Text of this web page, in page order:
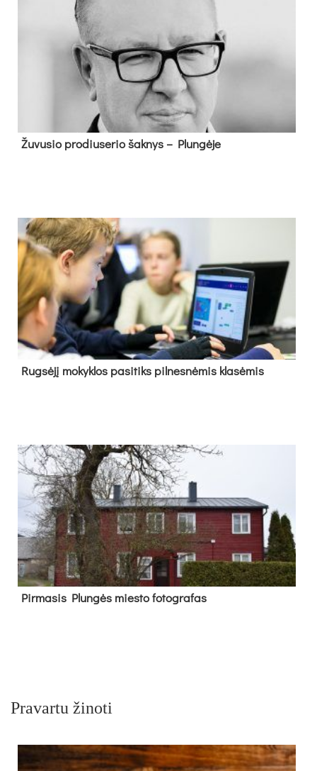
Žu­vu­sio pro­diu­se­rio šak­nys – Plun­gė­je
Rug­sė­jį mo­kyk­los pa­si­tiks pil­nes­nė­mis kla­sė­mis
Pir­ma­sis Plun­gės mies­to fo­tog­ra­fas
Pravartu žinoti